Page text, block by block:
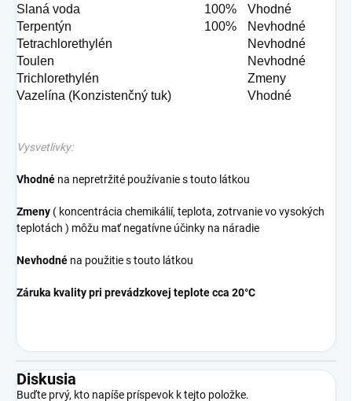
Slaná voda
100%
Vhodné
Terpentýn
100%
Nevhodné
Tetrachlorethylén
Nevhodné
Toulen
Nevhodné
Trichlorethylén
Zmeny
Vazelína (Konzistenčný tuk)
Vhodné
Vysvetlivky:
Vhodné na nepretržité používanie s touto látkou
Zmeny ( koncentrácia chemikálií, teplota, zotrvanie vo vysokých
teplotách ) môžu mať negatívne účinky na náradie
Nevhodné na použitie s touto látkou
Záruka kvality pri prevádzkovej teplote cca 20°C
Diskusia
Buďte prvý, kto napíše príspevok k tejto položke.